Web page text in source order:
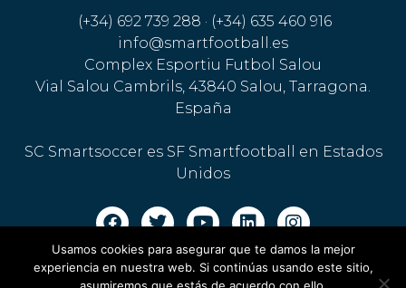
(+34) 692 739 288 · (+34) 635 460 916
info@smartfootball.es
Complex Esportiu Futbol Salou
Vial Salou Cambrils, 43840 Salou, Tarragona.
España
SC Smartsoccer es SF Smartfootball en Estados
Unidos
Aviso legal · Política de cookies·Política de privacidad
Usamos cookies para asegurar que te damos la mejor
experiencia en nuestra web. Si continúas usando este sitio,